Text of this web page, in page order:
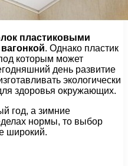
пластиковыми
. Однако пластик
которым может
день развитие
экологически
здоровья окружающих.
год, а зимние
нормы, то выбор
широкий.